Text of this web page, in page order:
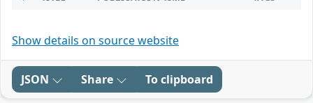
Show details on source website
JSON Share To clipboard